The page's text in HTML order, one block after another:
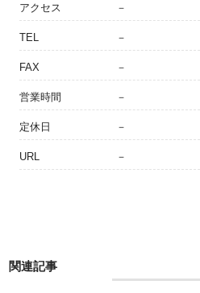
アクセス －
TEL －
FAX －
営業時間 －
定休日 －
URL －
関連記事